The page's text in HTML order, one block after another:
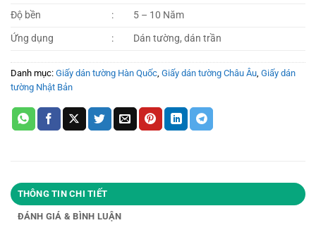
Độ bền
:
5 – 10 Năm
Ứng dụng
: Dán tường, dán trần
Danh mục: Giấy dán tường Hàn Quốc, Giấy dán tường Châu Âu, Giấy dán
tường Nhật Bản
THÔNG TIN CHI TIẾT
ĐÁNH GIÁ & BÌNH LUẬN